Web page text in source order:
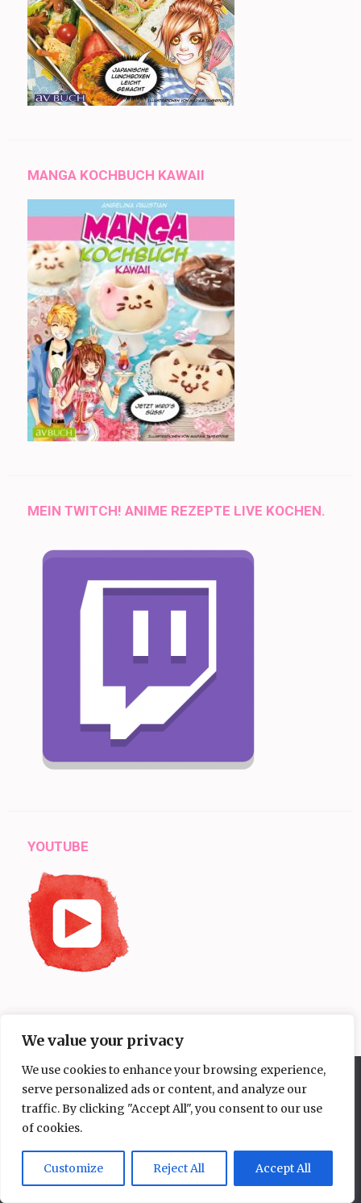
We value your privacy
We use cookies to enhance your browsing experience,
serve personalized ads or content, and analyze our
traffic. By clicking "Accept All", you consent to our use
of cookies.
Customize Reject All Accept All
MANGA KOCHBUCH KAWAII
MEIN TWITCH! ANIME REZEPTE LIVE KOCHEN.
YOUTUBE
MIR EINEN KAFFEE SPENDIEREN?
Diese Website benutzt Cookies. Wenn du die Website weiter
nutzt, gehen wir von deinem Einverständnis aus.
Datenschutzerklärung